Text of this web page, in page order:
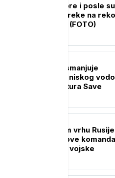
Satelitski snimci pre i posle
Glavne evropske reke na
niskom vodostaju (FOTO)
Nuklearka Krško smanjuje
proizvodnju zbog niskog
i visokih temperatura Save
Promene u vojnom vrhu
Putin imenovao nove
formirao novi rod vojske